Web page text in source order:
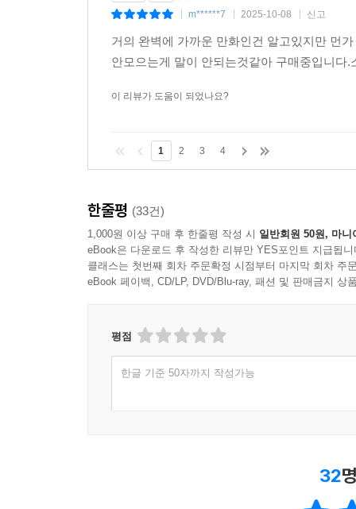
m******7 2025-10-08 신고
거의 완벽에 가까운 만화인건 알고있지만 먼
안모으는게 말이 안되는것같아 구매중입니
이 리뷰가 도움이 되었나요?
1 2 3 4
한줄평 (33건)
1,000원 이상 구매 후 한줄평 작성 시 일반회원 50원, 마니
eBook은 다운로드 후 작성한 리뷰만 YES포인트 지급됩니
클래스는 첫번째 회차 주문확정 시점부터 마지막 회차 주
eBook 페이백, CD/LP, DVD/Blu-ray, 패션 및 판매금지 상
평점
한글 기준 50자까지 작성가능
32